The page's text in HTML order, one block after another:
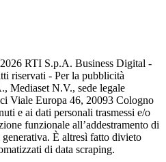
2026 RTI S.p.A. Business Digital -
riservati - Per la pubblicità
Mediaset N.V., sede legale
Viale Europa 46, 20093 Cologno
e ai dati personali trasmessi e/o
funzionale all’addestramento di
È altresì fatto divieto
di data scraping.